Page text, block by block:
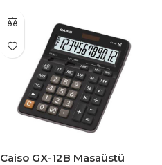
Caiso GX-12B Masaüstü